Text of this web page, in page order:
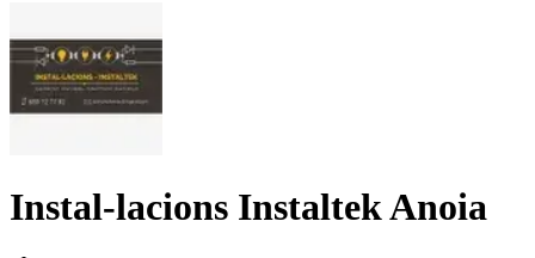
Instal-lacions Instaltek Anoia